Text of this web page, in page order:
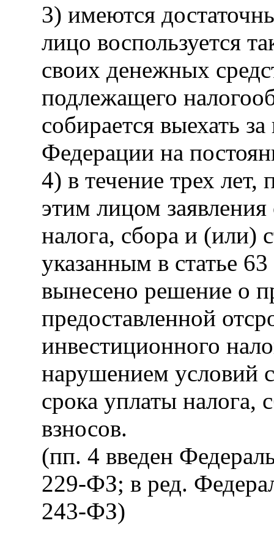
3) имеются
лицо воспользуется
своих денежных
подлежащего
собирается выехать
Федерации на
4) в течение трех
этим лицом
налога, сбора и (или)
указанным в статье
вынесено решение о
предоставленной
инвестиционного
нарушением условий
срока уплаты налога,
взносов.
(пп. 4 введен
229-ФЗ; в ред.
243-ФЗ)